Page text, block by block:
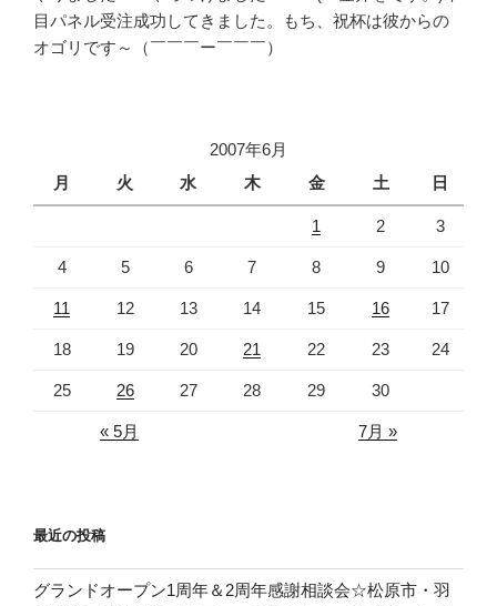
目パネル受注成功してきました。もち、祝杯は彼からの
オゴリです～（￣￣￣ー￣￣￣）
2007年6月
月
火 水 木 金 土 日
1 2 3
4 5 6 7 8 9 10
11 12 13 14 15 16 17
18 19 20 21 22 23 24
25 26 27 28 29 30
« 5月 7月 »
最近の投稿
グランドオープン1周年＆2周年感謝相談会☆松原市・羽